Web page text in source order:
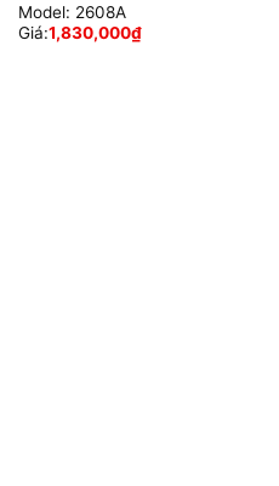
Model: 2608A
Giá:1,830,000₫